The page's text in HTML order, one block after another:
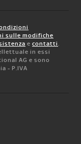
sulle modifiche
e contatti.
in essi
AG e sono
- P.IVA